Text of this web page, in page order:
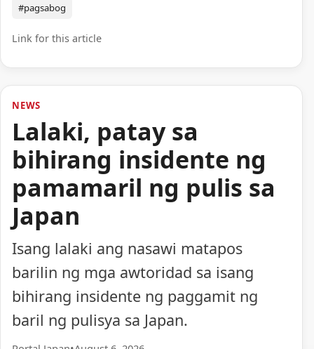
#pagsabog
Link for this article
NEWS
Lalaki, patay sa
bihirang insidente ng
pamamaril ng pulis sa
Japan
Isang lalaki ang nasawi matapos
barilin ng mga awtoridad sa isang
bihirang insidente ng paggamit ng
baril ng pulisya sa Japan.